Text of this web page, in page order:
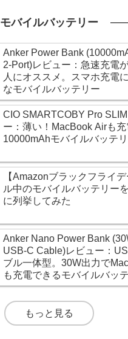
モバイルバッテリー
Anker Power Bank
2-Port)レビュー：急速充電
人にオススメ。スマホ充電
なモバイルバッテリー
CIO SMARTCOBY Pro SLIM
ー：薄い！MacBook Airも充
10000mAhモバイルバッテ
【Amazonブラックフライ
ル中のモバイルバッテリー
に列挙してみた
Anker Nano Power Bank
USB-C Cable)レビュー：
ブル一体型。30W出力で
も充電できるモバイルバッ
もっと見る